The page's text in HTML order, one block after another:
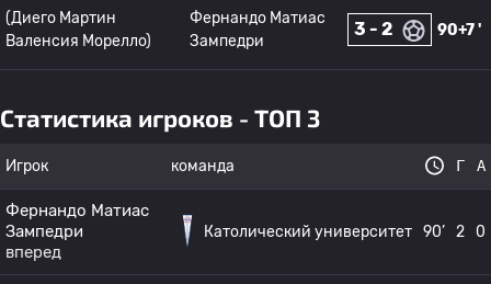
90+7 '
3 - 2
Фернандо Матиас
Зампедри
(Диего Мартин
Валенсия Морелло)
Статистика игроков - ТОП 3
Игрок команда Г А
Фернандо Матиас
Зампедри
вперед
Католический университет 90’ 2 0